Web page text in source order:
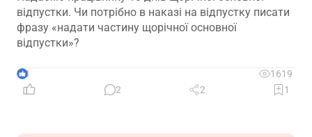
відпустки. Чи потрібно в наказі на відпустку писати
фразу «надати частину щорічної основної
відпустки»?
3
1619
2
2 1